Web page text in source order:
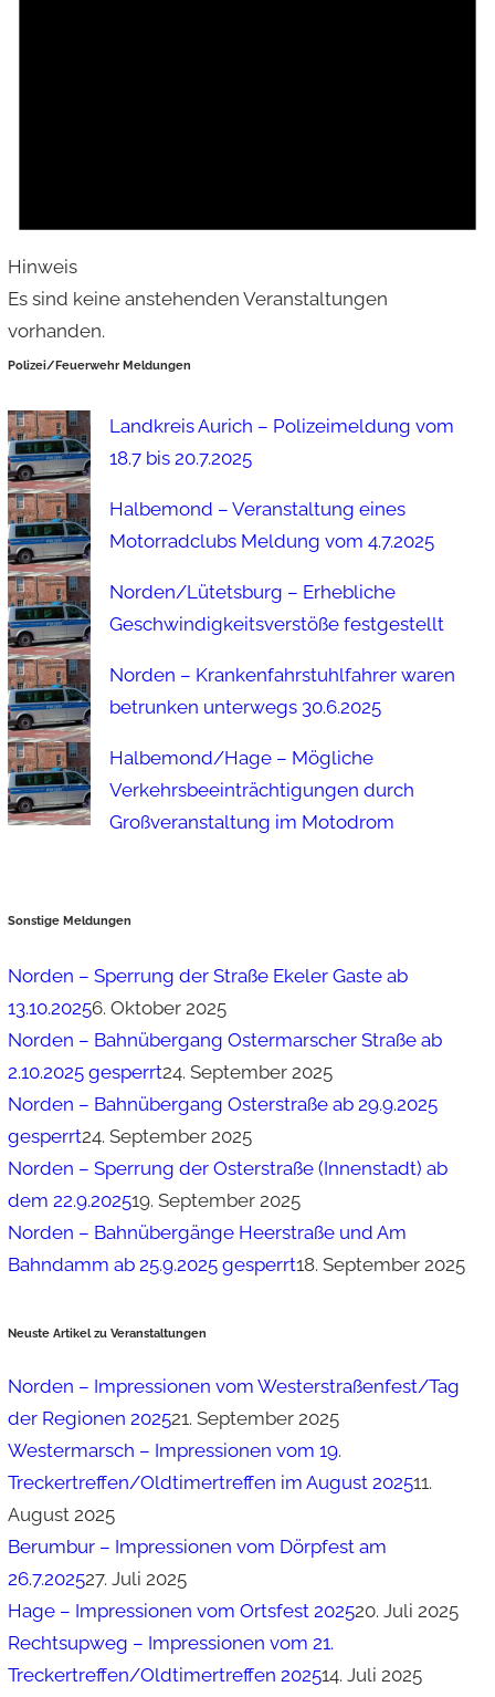
Hinweis
Es sind keine anstehenden Veranstaltungen
vorhanden.
Polizei/Feuerwehr Meldungen
Landkreis Aurich – Polizeimeldung vom
18.7 bis 20.7.2025
Halbemond – Veranstaltung eines
Motorradclubs Meldung vom 4.7.2025
Norden/Lütetsburg – Erhebliche
Geschwindigkeitsverstöße festgestellt
Norden – Krankenfahrstuhlfahrer waren
betrunken unterwegs 30.6.2025
Halbemond/Hage – Mögliche
Verkehrsbeeinträchtigungen durch
Großveranstaltung im Motodrom
Sonstige Meldungen
Norden – Sperrung der Straße Ekeler Gaste ab
13.10.20256. Oktober 2025
Norden – Bahnübergang Ostermarscher Straße ab
2.10.2025 gesperrt24. September 2025
Norden – Bahnübergang Osterstraße ab 29.9.2025
gesperrt24. September 2025
Norden – Sperrung der Osterstraße (Innenstadt) ab
dem 22.9.202519. September 2025
Norden – Bahnübergänge Heerstraße und Am
Bahndamm ab 25.9.2025 gesperrt18. September 2025
Neuste Artikel zu Veranstaltungen
Norden – Impressionen vom Westerstraßenfest/Tag
der Regionen 202521. September 2025
Westermarsch – Impressionen vom 19.
Treckertreffen/Oldtimertreffen im August 202511.
August 2025
Berumbur – Impressionen vom Dörpfest am
26.7.202527. Juli 2025
Hage – Impressionen vom Ortsfest 202520. Juli 2025
Rechtsupweg – Impressionen vom 21.
Treckertreffen/Oldtimertreffen 202514. Juli 2025